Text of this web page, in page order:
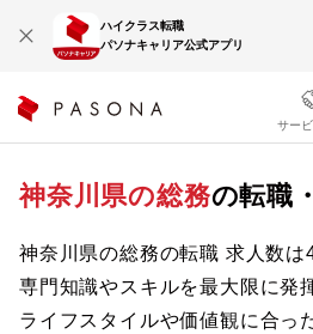
ハイクラス転職
パソナキャリア公式アプリ
サー
神奈川県の総務の転職
神奈川県の総務の転職 求人数は
専門知識やスキルを最大限に発
ライフスタイルや価値観に合っ